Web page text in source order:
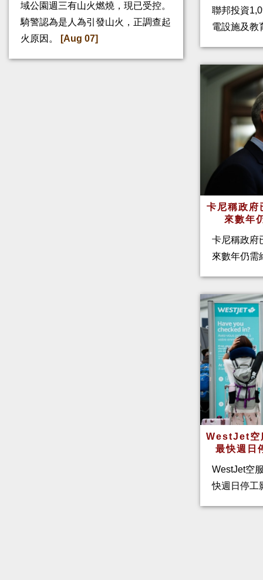
域公園週三有山火燃燒，現已受控。
騎警認為是人為引發山火，正調查起
火原因。
[Aug 07]
聯邦投資
電設施及教
卡尼稱政府
來數年
卡尼稱政府
來數年仍需
WestJet空
最快週日
WestJet空
快週日停工